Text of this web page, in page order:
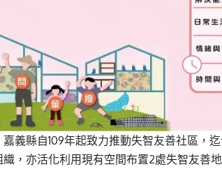
義縣自109年起致力推動失智友善社區，
，亦活化利用現有空間布置2處失智友善